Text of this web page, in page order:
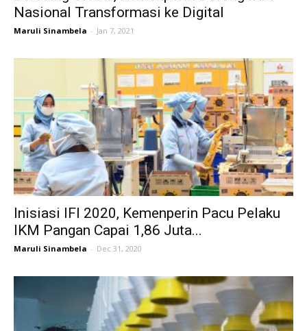
Nasional Transformasi ke Digital
Maruli Sinambela - Jan 7, 2021
Inisiasi IFI 2020, Kemenperin Pacu Pelaku
IKM Pangan Capai 1,86 Juta...
Maruli Sinambela - Dec 31, 2020